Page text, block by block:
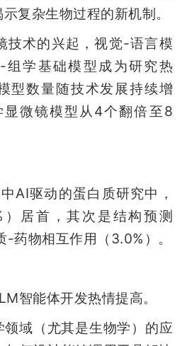
复杂生物过程的新机制。
技术的兴起，视觉-语言模
学基础模型成为研究热
型数量随技术发展持续增
微镜模型从4个翻倍至8
AI驱动的蛋白质研究中，
居首，其次是结构预测
-药物相互作用（3.0%）。
智能体开发热情提高。
域（尤其是生物学）的应